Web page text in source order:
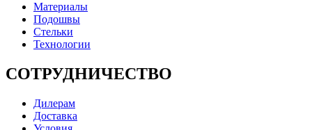
Материалы
Подошвы
Стельки
Технологии
СОТРУДНИЧЕСТВО
Дилерам
Доставка